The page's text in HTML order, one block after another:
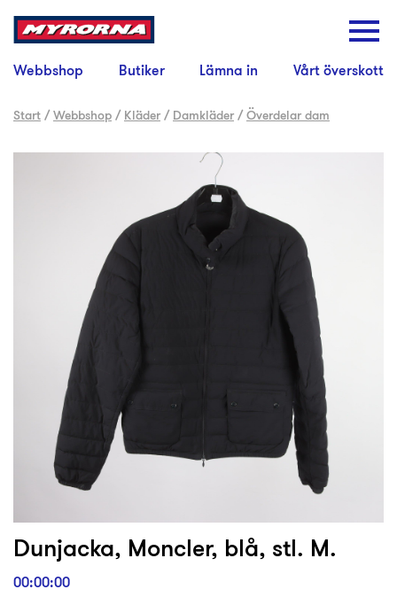
Webbshop Butiker Lämna in Vårt överskott
Start /Webbshop / Kläder / Damkläder /Överdelar dam
Dunjacka, Moncler, blå, stl. M.
00:00:00